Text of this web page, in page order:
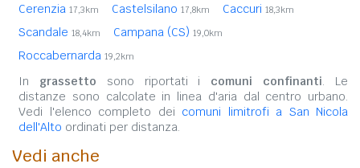
Cerenzia 17,3km Castelsilano 17,8km Caccuri 18,3km
Scandale 18,4km Campana (CS) 19,0km
Roccabernarda 19,2km
In grassetto sono riportati i comuni confinanti. Le
distanze sono calcolate in linea d'aria dal centro urbano.
Vedi l'elenco completo dei comuni limitrofi a San Nicola
dell'Alto ordinati per distanza.
Vedi anche